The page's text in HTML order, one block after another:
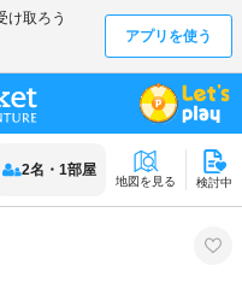
2名 ・ 1部屋
地図を見る 検討中